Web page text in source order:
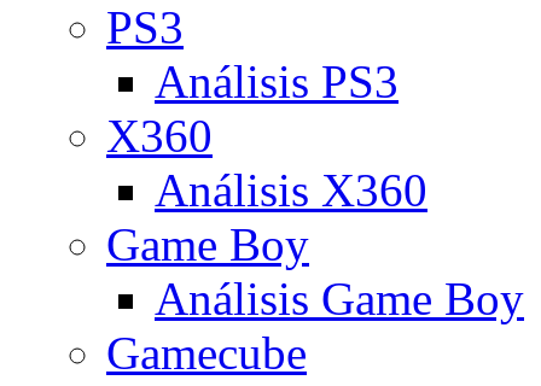
PS3
Análisis PS3
X360
Análisis X360
Game Boy
Análisis Game Boy
Gamecube